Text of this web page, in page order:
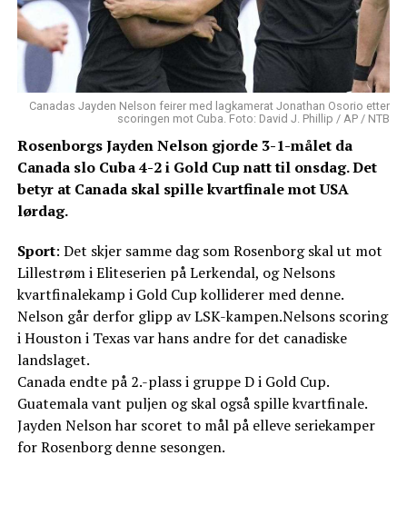
Canadas Jayden Nelson feirer med lagkamerat Jonathan Osorio etter
scoringen mot Cuba. Foto: David J. Phillip / AP / NTB
Rosenborgs Jayden Nelson gjorde 3-1-målet da
Canada slo Cuba 4-2 i Gold Cup natt til onsdag. Det
betyr at Canada skal spille kvartfinale mot USA
lørdag.
Sport: Det skjer samme dag som Rosenborg skal ut mot
Lillestrøm i Eliteserien på Lerkendal, og Nelsons
kvartfinalekamp i Gold Cup kolliderer med denne.
Nelson går derfor glipp av LSK-kampen.Nelsons scoring
i Houston i Texas var hans andre for det canadiske
landslaget.
Canada endte på 2.-plass i gruppe D i Gold Cup.
Guatemala vant puljen og skal også spille kvartfinale.
Jayden Nelson har scoret to mål på elleve seriekamper
for Rosenborg denne sesongen.